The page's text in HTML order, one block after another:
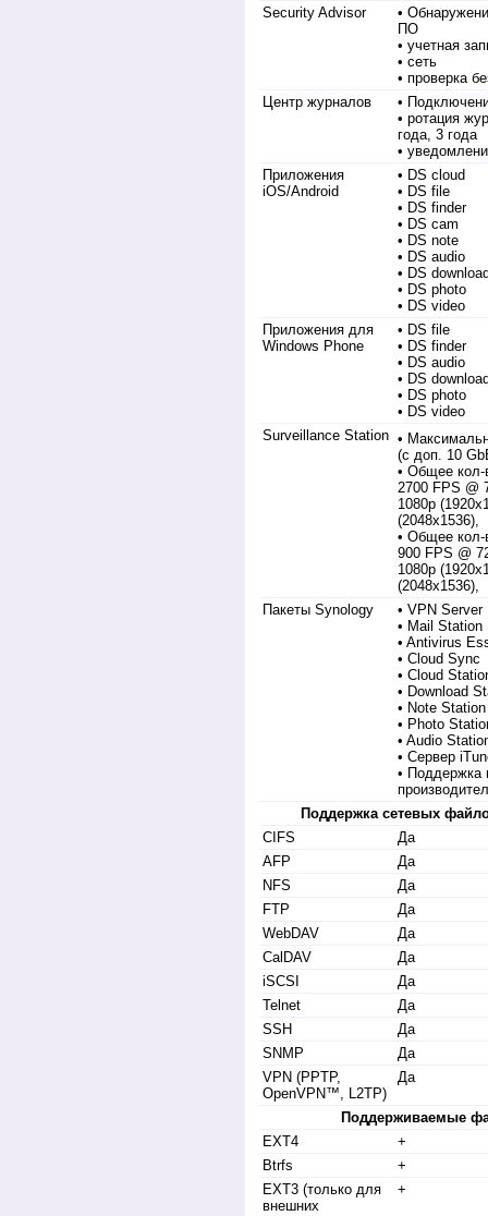
Security Advisor
•
ПО
• учетная
• сеть
• проверка
Центр журналов
•
• ротация
года, 3 года
•
Приложения
iOS/Android
• DS cloud
• DS file
• DS finder
• DS cam
• DS note
• DS audio
• DS
• DS photo
• DS video
Приложения для
Windows Phone
• DS file
• DS finder
• DS audio
• DS
• DS photo
• DS video
Surveillance Station •
(с доп. 10
• Общее кол-
2700 FPS @
1080p
(2048x1536),
• Общее кол-
900 FPS @
1080p
(2048x1536),
Пакеты Synology
• VPN Server
• Mail Station
• Antivirus
• Cloud Sync
• Cloud
• Download
• Note Station
• Photo
• Audio
• Сервер
• Поддержка
Поддержка сетевых
CIFS
Да
AFP
Да
NFS
Да
FTP
Да
WebDAV
Да
CalDAV
Да
iSCSI
Да
Telnet
Да
SSH
Да
SNMP
Да
VPN (PPTP,
OpenVPN™, L2TP)
Да
Поддерживаемые
EXT4
+
Btrfs
+
EXT3 (только для
внешних
+